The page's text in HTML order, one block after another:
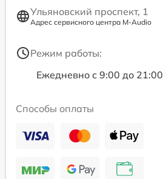
Ульяновский проспект, 1
Адрес сервисного центра M-Audio
Режим работы:
Ежедневно с 9:00 до 21:00
Способы оплаты